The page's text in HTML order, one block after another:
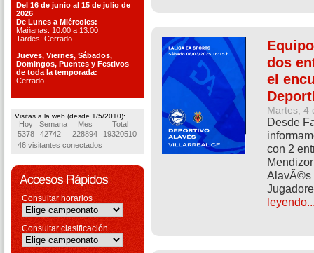
Del 16 de junio al 15 de julio de
2026
De Lunes a Miércoles:
Mañanas: 10:00 a 13:00
Tardes: Cerrado
Jueves, Viernes, Sábados,
Domingos, Puentes y Festivos
de toda la temporada:
Cerrado
Visitas a la web (desde 1/5/2010):
Hoy Semana Mes
Total
5378
42742 228894
19320510
46 visitantes conectados
Consultar horarios
Consultar clasificación
dos
el
Martes, 4
Desde
con 2
AlavÃ©s